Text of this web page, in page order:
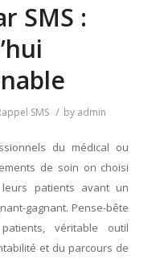
SMS :
SMS / by admin
du médical ou
de soin on choisi
patients avant un
gagnant. Pense-bête
véritable outil
et du parcours de